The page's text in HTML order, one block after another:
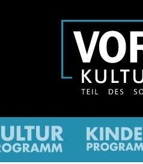
Kultur